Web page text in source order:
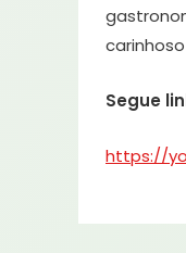
Segue
https://